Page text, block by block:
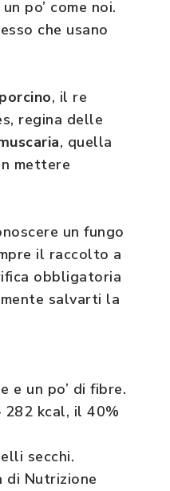
po’ come noi.
che usano
porcino, il re
regina delle
, quella
mettere
un fungo
il raccolto a
obbligatoria
salvarti la
e un po’ di fibre.
kcal, il 40%
secchi.
di Nutrizione